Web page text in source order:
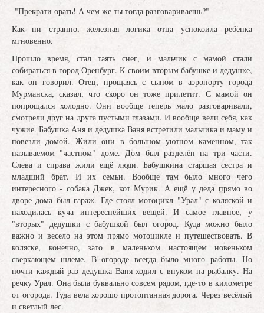
-"Прекрати орать! А чем же ты тогда разговариваешь?"
Как ни странно, железная логика отца успокоила ребёнка
мгновенно.
Прошло время, стал таять снег, и мальчик с мамой стали
собираться в город Оренбург. К своим вторым бабушке и дедушке,
как он говорил. Отец, прощаясь с сыном в аэропорту города
Мурманска, сказал, что скоро он тоже прилетит. С мамой он
попрощался холодно. Они вообще теперь мало разговаривали,
смотрели друг на друга пустыми глазами. И вообще вели себя, как
чужие. Бабушка Аня и дедушка Ваня встретили мальчика и маму и
повезли домой. Жили они в большом уютном каменном, так
называемом "частном" доме. Дом был разделён на три части.
Слева и справа жили ещё люди. Бабушкина старшая сестра и
младший брат. И их семьи. Вообще там было много чего
интересного - собака Джек, кот Мурик. А ещё у деда прямо во
дворе дома был гараж. Где стоял мотоцикл "Урал" с коляской и
находилась куча интереснейших вещей. И самое главное, у
"вторых" дедушки с бабушкой был огород. Куда можно было
важно и весело на этом прямо мотоцикле и путешествовать. В
коляске, конечно, зато в маленьком настоящем новеньком
сверкающем шлеме. В огороде всегда было много работы. Но
почти каждый раз дедушка Ваня ходил с внуком на рыбалку. На
речку Урал. Она была буквально совсем рядом, где-то в километре
от огорода. Туда вела хорошо протоптанная дорога. Через весёлый
и светлый лес.